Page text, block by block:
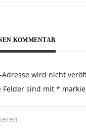
KOMMENTAR
Adresse wird nicht
Felder sind mit *